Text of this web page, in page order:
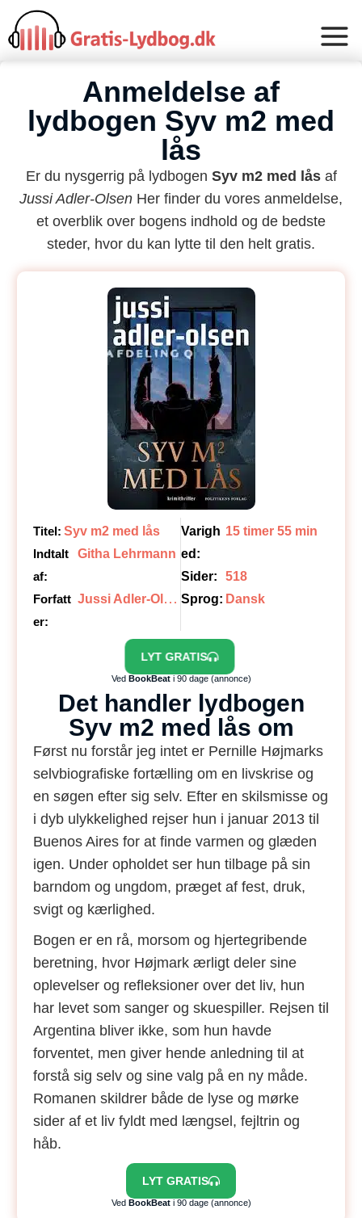
Anmeldelse af
lydbogen Syv m2 med
lås
Er du nysgerrig på lydbogen Syv m2 med lås af
Jussi Adler-Olsen Her finder du vores anmeldelse,
et overblik over bogens indhold og de bedste
steder, hvor du kan lytte til den helt gratis.
Titel: Syv m2 med lås
Indtalt
af:
Githa Lehrmann
Forfatt
er:
J
ussi Adler-Olsen
Varigh
ed:
15 timer 55 min
Sider:
518
Sprog: Dansk
LYT GRATIS
Ved BookBeati 90 dage (annonce)
Det handler lydbogen
Syv m2 med lås om
Først nu forstår jeg intet er Pernille Højmarks
selvbiografiske fortælling om en livskrise og
en søgen efter sig selv. Efter en skilsmisse og
i dyb ulykkelighed rejser hun i januar 2013 til
Buenos Aires for at finde varmen og glæden
igen. Under opholdet ser hun tilbage på sin
barndom og ungdom, præget af fest, druk,
svigt og kærlighed.
Bogen er en rå, morsom og hjertegribende
beretning, hvor Højmark ærligt deler sine
oplevelser og refleksioner over det liv, hun
har levet som sanger og skuespiller. Rejsen til
Argentina bliver ikke, som hun havde
forventet, men giver hende anledning til at
forstå sig selv og sine valg på en ny måde.
Romanen skildrer både de lyse og mørke
sider af et liv fyldt med længsel, fejltrin og
håb.
LYT GRATIS
Ved BookBeati 90 dage (annonce)